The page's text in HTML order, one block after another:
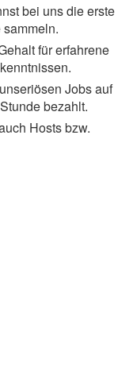
bei uns die erste
für erfahrene
Jobs auf
bezahlt.
Hosts bzw.